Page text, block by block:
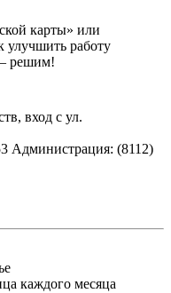
карты» или
улучшить работу
решим!
вход с ул.
Администрация: (8112)
каждого месяца